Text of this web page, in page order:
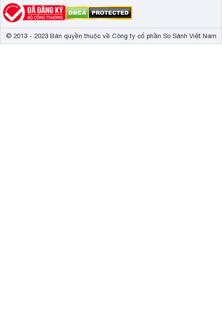
© 2013 - 2023 Bản quyền thuộc về Công ty cổ phần So Sánh Việt Nam